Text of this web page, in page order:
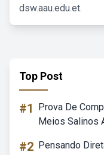
dsw.aau.edu.et.
Top Post
#1
Prova De
Meios Salinos
#2 Pensando